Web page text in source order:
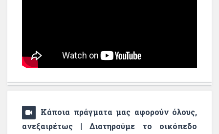
Κάποια πράγματα μας αφορούν όλους,
ανεξαιρέτως | Διατηρούμε το οικόπεδο